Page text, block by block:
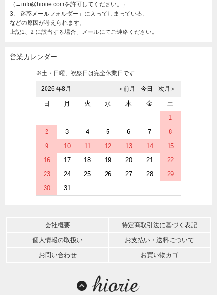
（→info@hiorie.comを許可してください。）
3.「迷惑メールフォルダー」に入ってしまっている。
などの原因が考えられます。
上記1、2 に該当する場合、メールにてご連絡ください。
営業カレンダー
※土・日曜、祝祭日は完全休業日です
2026 年8月 次月＞
今日
＜前月
日 月 火 水 木 金
土
1
2
3 4 5 6 7
8
9
10 11 12 13 14
15
16
17 18 19 20 21
22
23
24 25 26 27 28
29
30
31
会社概要 特定商取引法に基づく表記
個人情報の取扱い お支払い・送料について
お問い合わせ お買い物カゴ